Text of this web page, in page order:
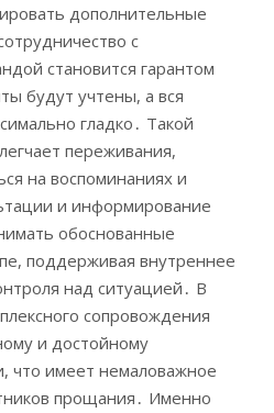
дополнительные
с
становится гарантом
будут учтены, а вся
гладко․ Такой
переживания,
на воспоминаниях и
и информирование
обоснованные
поддерживая внутреннее
над ситуацией․ В
сопровождения
и достойному
что имеет немаловажное
прощания․ Именно